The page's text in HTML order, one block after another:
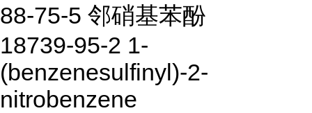
88-75-5 邻硝基苯酚
18739-95-2 1-
(benzenesulfinyl)-2-
nitrobenzene